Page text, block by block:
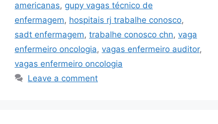
americanas, gupy vagas técnico de
enfermagem, hospitais rj trabalhe conosco,
sadt enfermagem, trabalhe conosco chn, vaga
enfermeiro oncologia, vagas enfermeiro auditor,
vagas enfermeiro oncologia
Leave a comment